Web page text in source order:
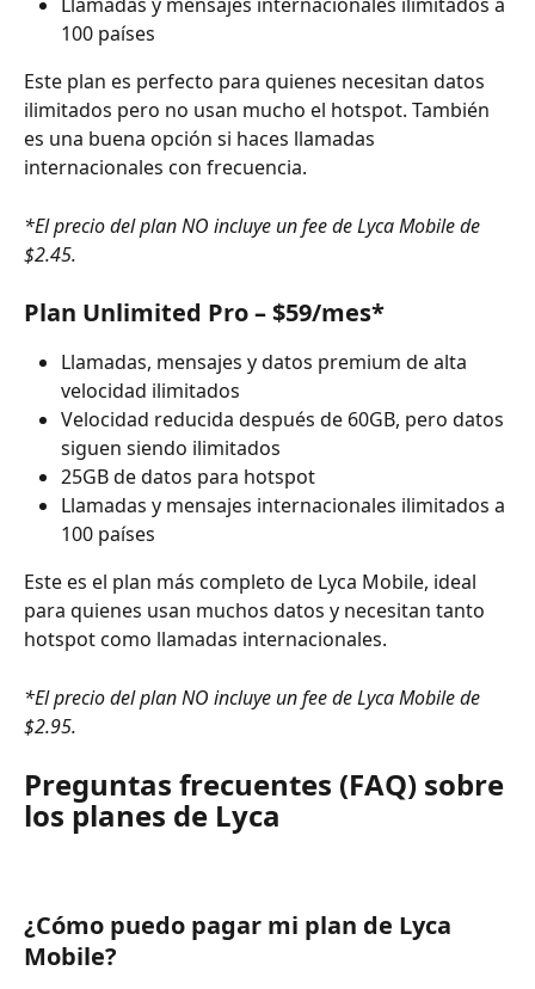
100 países
Este plan es perfecto para quienes necesitan datos
ilimitados pero no usan mucho el hotspot. También
es una buena opción si haces llamadas
internacionales con frecuencia.
*El precio del plan NO incluye un fee de Lyca Mobile de
$2.45.
Plan Unlimited Pro – $59/mes*
Llamadas, mensajes y datos premium de alta
velocidad ilimitados
Velocidad reducida después de 60GB, pero datos
siguen siendo ilimitados
25GB de datos para hotspot
Llamadas y mensajes internacionales ilimitados a
100 países
Este es el plan más completo de Lyca Mobile, ideal
para quienes usan muchos datos y necesitan tanto
hotspot como llamadas internacionales.
*El precio del plan NO incluye un fee de Lyca Mobile de
$2.95.
Preguntas frecuentes (FAQ) sobre
los planes de Lyca
¿Cómo puedo pagar mi plan de Lyca
Mobile?